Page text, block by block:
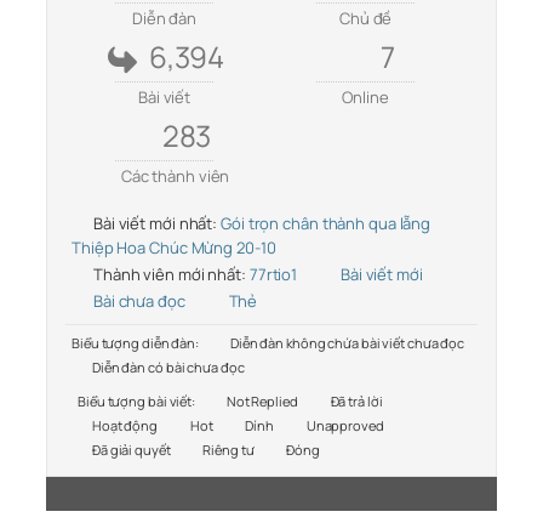
Diễn đàn Chủ đề
6,394
Bài viết
7
Online
283
Các thành viên
Bài viết mới nhất: Gói trọn chân thành qua lẵng
Thiệp Hoa Chúc Mừng 20-10
Thành viên mới nhất: 77rtio1
Bài viết mới
Bài chưa đọc
Thẻ
Biểu tượng diễn đàn:
Diễn đàn không chứa bài viết chưa đọc
Diễn đàn có bài chưa đọc
Biểu tượng bài viết:
Not Replied
Đã trả lời
Hoạt động
Hot Dính
Unapproved
Đã giải quyết
Riêng tư Đóng